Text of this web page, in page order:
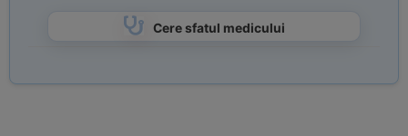
Cere sfatul medicului